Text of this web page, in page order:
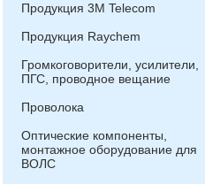
Продукция 3М Telecom
Продукция Raychem
Громкоговорители, усилители,
ПГС, проводное вещание
Проволока
Оптические компоненты,
монтажное оборудование для
ВОЛС